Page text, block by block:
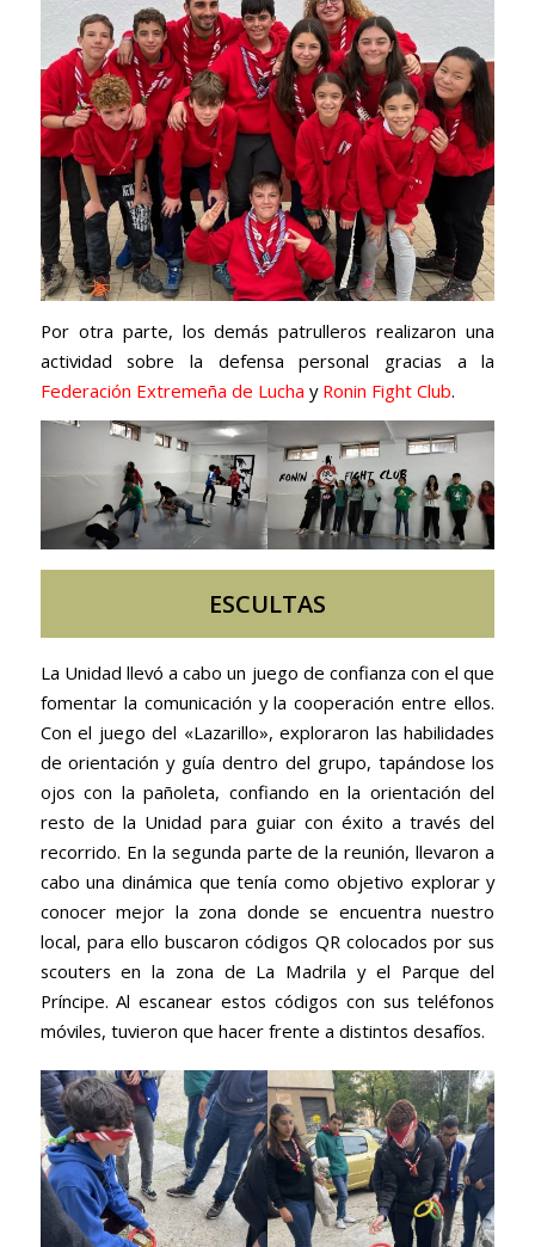
Por otra parte, los demás patrulleros realizaron una
actividad sobre la defensa personal gracias a la
Federación Extremeña de Lucha y Ronin Fight Club.
ESCULTAS
La Unidad llevó a cabo un juego de confianza con el que
fomentar la comunicación y la cooperación entre ellos.
Con el juego del «Lazarillo», exploraron las habilidades
de orientación y guía dentro del grupo, tapándose los
ojos con la pañoleta, confiando en la orientación del
resto de la Unidad para guiar con éxito a través del
recorrido. En la segunda parte de la reunión, llevaron a
cabo una dinámica que tenía como objetivo explorar y
conocer mejor la zona donde se encuentra nuestro
local, para ello buscaron códigos QR colocados por sus
scouters en la zona de La Madrila y el Parque del
Príncipe. Al escanear estos códigos con sus teléfonos
móviles, tuvieron que hacer frente a distintos desafíos.